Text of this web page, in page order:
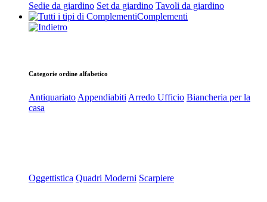
Sedie da giardino Set da giardino Tavoli da giardino
Complementi
Categorie ordine alfabetico
Antiquariato Appendiabiti Arredo Ufficio Biancheria per la
casa
Oggettistica Quadri Moderni Scarpiere